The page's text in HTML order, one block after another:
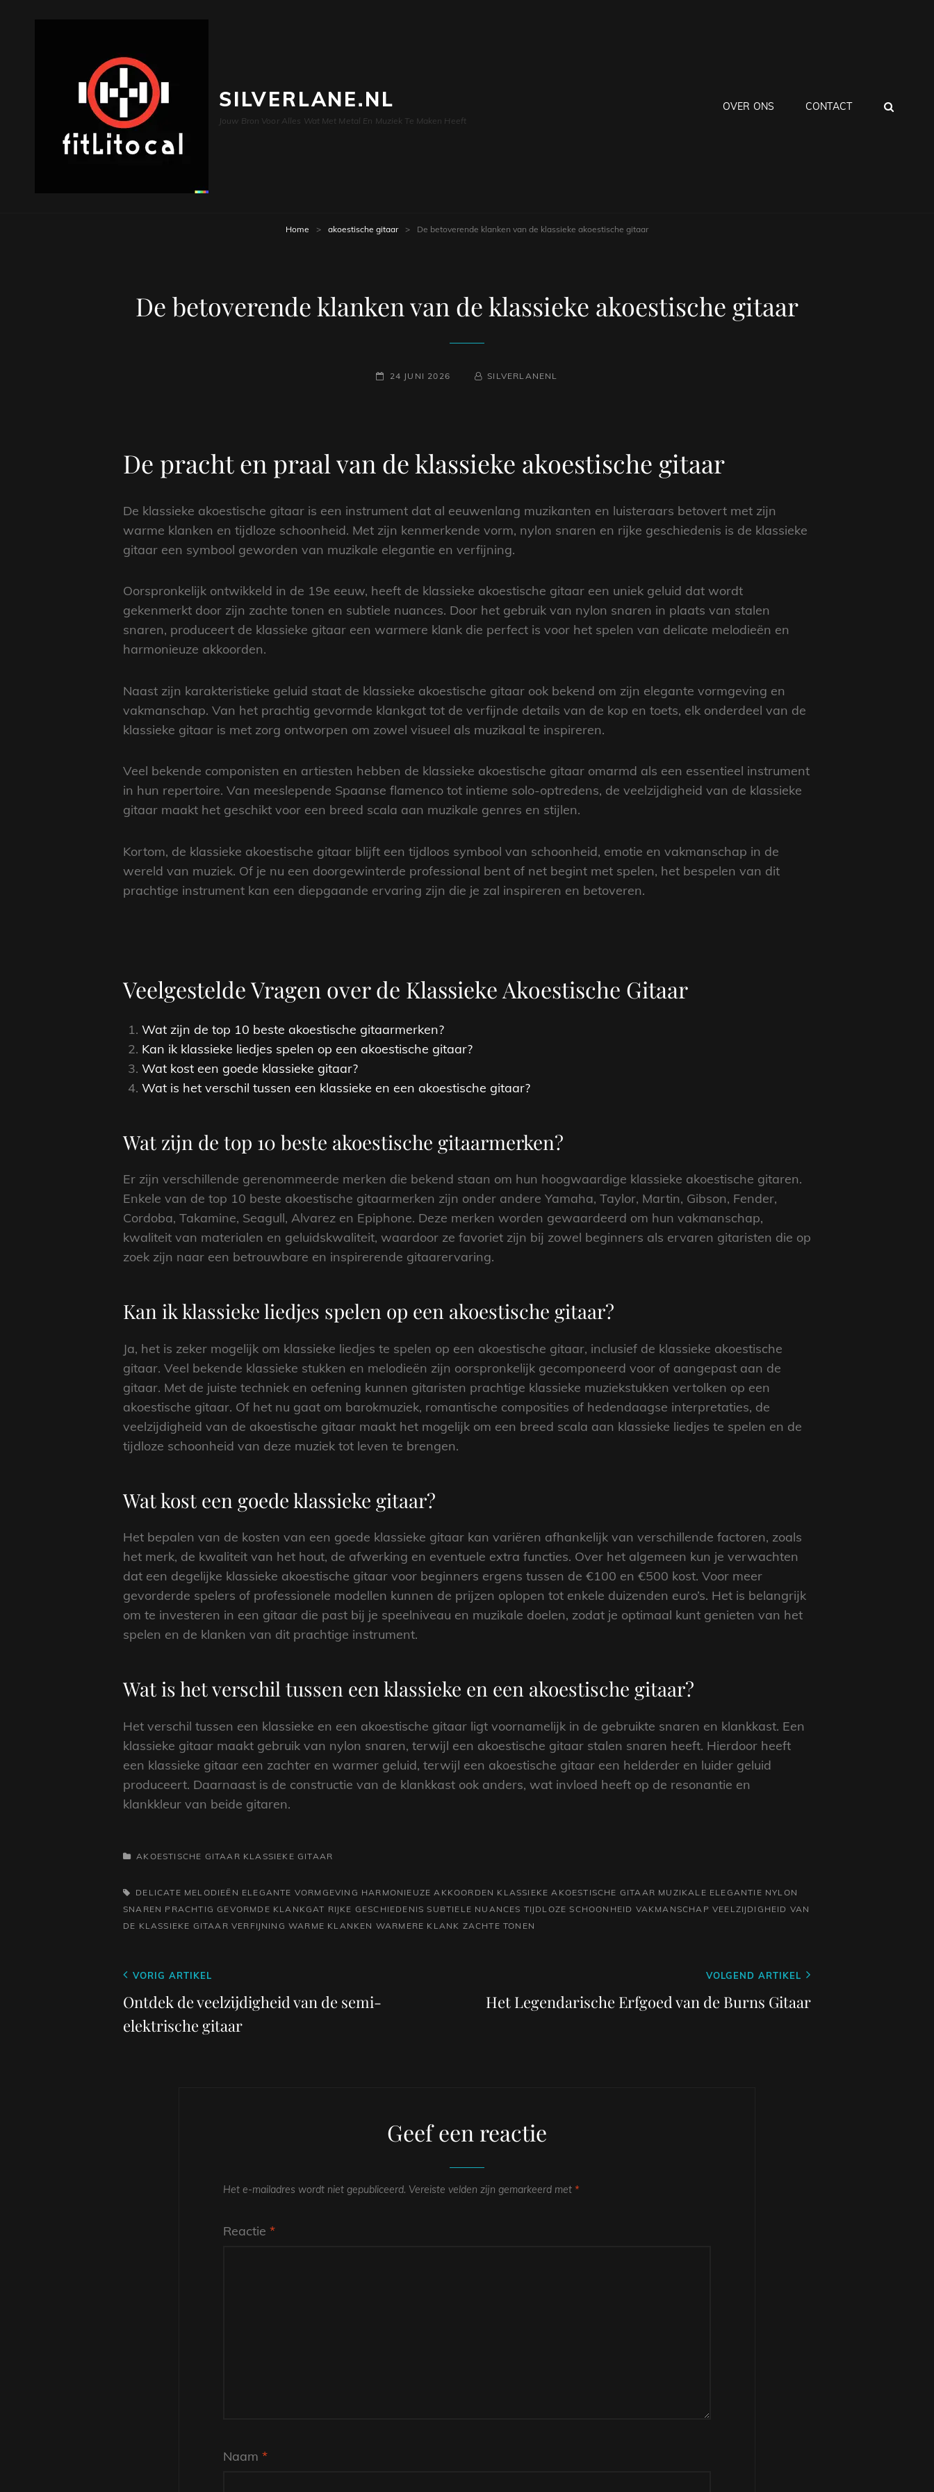
SILVERLANE.NL
Jouw Bron Voor Alles Wat Met Metal En Muziek Te Maken Heeft
OVER ONS CONTACT
Home > akoestische gitaar > De betoverende klanken van de klassieke akoestische gitaar
De betoverende klanken van de klassieke akoestische gitaar
GEPLAATST
24 JUNI 2026 NAAMREGEL
BYLINE
SILVERLANENL
De pracht en praal van de klassieke akoestische gitaar
De klassieke akoestische gitaar is een instrument dat al eeuwenlang muzikanten en luisteraars betovert met zijn
warme klanken en tijdloze schoonheid. Met zijn kenmerkende vorm, nylon snaren en rijke geschiedenis is de klassieke
gitaar een symbool geworden van muzikale elegantie en verfijning.
Oorspronkelijk ontwikkeld in de 19e eeuw, heeft de klassieke akoestische gitaar een uniek geluid dat wordt
gekenmerkt door zijn zachte tonen en subtiele nuances. Door het gebruik van nylon snaren in plaats van stalen
snaren, produceert de klassieke gitaar een warmere klank die perfect is voor het spelen van delicate melodieën en
harmonieuze akkoorden.
Naast zijn karakteristieke geluid staat de klassieke akoestische gitaar ook bekend om zijn elegante vormgeving en
vakmanschap. Van het prachtig gevormde klankgat tot de verfijnde details van de kop en toets, elk onderdeel van de
klassieke gitaar is met zorg ontworpen om zowel visueel als muzikaal te inspireren.
Veel bekende componisten en artiesten hebben de klassieke akoestische gitaar omarmd als een essentieel instrument
in hun repertoire. Van meeslepende Spaanse flamenco tot intieme solo-optredens, de veelzijdigheid van de klassieke
gitaar maakt het geschikt voor een breed scala aan muzikale genres en stijlen.
Kortom, de klassieke akoestische gitaar blijft een tijdloos symbool van schoonheid, emotie en vakmanschap in de
wereld van muziek. Of je nu een doorgewinterde professional bent of net begint met spelen, het bespelen van dit
prachtige instrument kan een diepgaande ervaring zijn die je zal inspireren en betoveren.
Veelgestelde Vragen over de Klassieke Akoestische Gitaar
Wat zijn de top 10 beste akoestische gitaarmerken?
Kan ik klassieke liedjes spelen op een akoestische gitaar?
Wat kost een goede klassieke gitaar?
Wat is het verschil tussen een klassieke en een akoestische gitaar?
Wat zijn de top 10 beste akoestische gitaarmerken?
Er zijn verschillende gerenommeerde merken die bekend staan om hun hoogwaardige klassieke akoestische gitaren.
Enkele van de top 10 beste akoestische gitaarmerken zijn onder andere Yamaha, Taylor, Martin, Gibson, Fender,
Cordoba, Takamine, Seagull, Alvarez en Epiphone. Deze merken worden gewaardeerd om hun vakmanschap,
kwaliteit van materialen en geluidskwaliteit, waardoor ze favoriet zijn bij zowel beginners als ervaren gitaristen die op
zoek zijn naar een betrouwbare en inspirerende gitaarervaring.
Kan ik klassieke liedjes spelen op een akoestische gitaar?
Ja, het is zeker mogelijk om klassieke liedjes te spelen op een akoestische gitaar, inclusief de klassieke akoestische
gitaar. Veel bekende klassieke stukken en melodieën zijn oorspronkelijk gecomponeerd voor of aangepast aan de
gitaar. Met de juiste techniek en oefening kunnen gitaristen prachtige klassieke muziekstukken vertolken op een
akoestische gitaar. Of het nu gaat om barokmuziek, romantische composities of hedendaagse interpretaties, de
veelzijdigheid van de akoestische gitaar maakt het mogelijk om een breed scala aan klassieke liedjes te spelen en de
tijdloze schoonheid van deze muziek tot leven te brengen.
Wat kost een goede klassieke gitaar?
Het bepalen van de kosten van een goede klassieke gitaar kan variëren afhankelijk van verschillende factoren, zoals
het merk, de kwaliteit van het hout, de afwerking en eventuele extra functies. Over het algemeen kun je verwachten
dat een degelijke klassieke akoestische gitaar voor beginners ergens tussen de €100 en €500 kost. Voor meer
gevorderde spelers of professionele modellen kunnen de prijzen oplopen tot enkele duizenden euro’s. Het is belangrijk
om te investeren in een gitaar die past bij je speelniveau en muzikale doelen, zodat je optimaal kunt genieten van het
spelen en de klanken van dit prachtige instrument.
Wat is het verschil tussen een klassieke en een akoestische gitaar?
Het verschil tussen een klassieke en een akoestische gitaar ligt voornamelijk in de gebruikte snaren en klankkast. Een
klassieke gitaar maakt gebruik van nylon snaren, terwijl een akoestische gitaar stalen snaren heeft. Hierdoor heeft
een klassieke gitaar een zachter en warmer geluid, terwijl een akoestische gitaar een helderder en luider geluid
produceert. Daarnaast is de constructie van de klankkast ook anders, wat invloed heeft op de resonantie en
klankkleur van beide gitaren.
CATEGORIEËN
AKOESTISCHE GITAAR KLASSIEKE GITAAR
TAGS,DELICATE MELODIEËN ELEGANTE VORMGEVING HARMONIEUZE AKKOORDEN KLASSIEKE AKOESTISCHE GITAAR MUZIKALE ELEGANTIE NYLON
SNAREN PRACHTIG GEVORMDE KLANKGAT RIJKE GESCHIEDENIS SUBTIELE NUANCES TIJDLOZE SCHOONHEID VAKMANSCHAP VEELZIJDIGHEID VAN
DE KLASSIEKE GITAAR VERFIJNING WARME KLANKEN WARMERE KLANK ZACHTE TONEN
Berichtnavigatie
Vorig
bericht
VORIG ARTIKEL
Ontdek de veelzijdigheid van de semi-
elektrische gitaar
bericht
VOLGEND ARTIKEL
Het Legendarische Erfgoed van de Burns Gitaar
Geef een reactie
Het e-mailadres wordt niet gepubliceerd. Vereiste velden zijn gemarkeerd met *
Reactie *
Naam *